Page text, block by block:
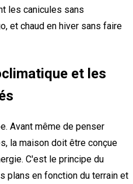
les canicules sans
et chaud en hiver sans faire
et les
Avant même de penser
la maison doit être conçue
C'est le principe du
plans en fonction du terrain et